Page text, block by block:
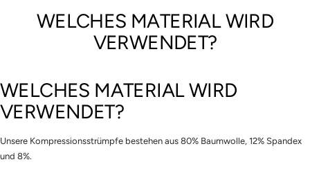
WELCHES MATERIAL WIRD
VERWENDET?
WELCHES MATERIAL WIRD
VERWENDET?
Unsere Kompressionsstrümpfe bestehen aus 80% Baumwolle, 12% Spandex
und 8%.